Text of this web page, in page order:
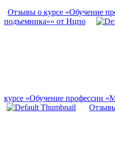
Отзывы о курсе «Обучение
подъемника»» от Нцпо
курсе «Обучение профессии